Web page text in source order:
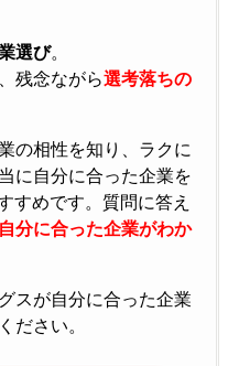
選び。
残念ながら選考落ちの
の相性を知り、ラクに
に自分に合った企業を
すめです。質問に答え
分に合った企業がわか
スが自分に合った企業
ださい。